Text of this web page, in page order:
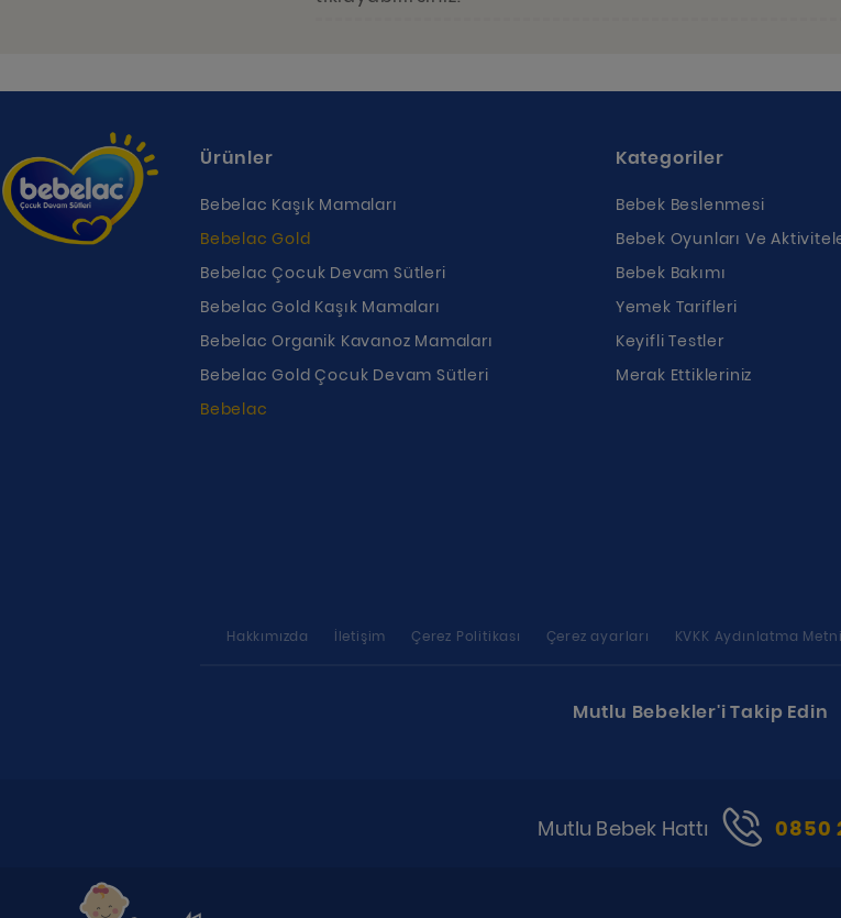
Ürünler
Bebelac Kaşık Mamaları
Bebelac Gold
Bebelac Çocuk Devam Sütleri
Bebelac Gold Kaşık Mamaları
Bebelac Organik Kavanoz Mamaları
Bebelac Gold Çocuk Devam Sütleri
Bebelac
Kategoriler
Bebek Beslenmesi
Bebek Oyunları Ve
Bebek Bakımı
Yemek Tarifleri
Keyifli Testler
Merak Ettikleriniz
Hakkımızda İletişim Çerez Politikası Çerez ayarları KVKK Aydınlatma Metni
Mutlu Bebekler'i Takip Edin
Mutlu Bebek Hattı 0850